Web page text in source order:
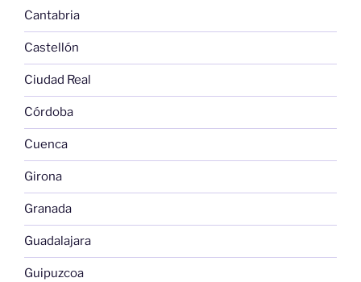
Cantabria
Castellón
Ciudad Real
Córdoba
Cuenca
Girona
Granada
Guadalajara
Guipuzcoa